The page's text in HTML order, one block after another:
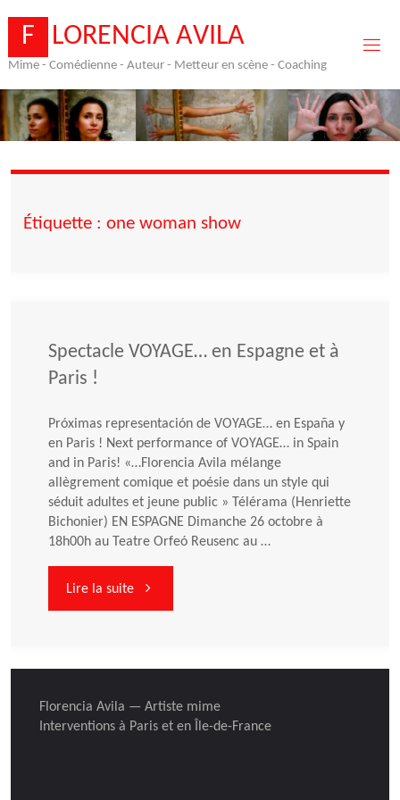
content
F LORENCIA AVILA
Mime - Comédienne - Auteur - Metteur en scène - Coaching
Étiquette :one woman show
Spectacle VOYAGE… en Espagne et à
Paris !
Próximas representación de VOYAGE… en España y
en Paris ! Next performance of VOYAGE… in Spain
and in Paris! «…Florencia Avila mélange
allègrement comique et poésie dans un style qui
séduit adultes et jeune public » Télérama (Henriette
Bichonier) EN ESPAGNE Dimanche 26 octobre à
18h00h au Teatre Orfeó Reusenc au …
Lire la suite"Spectacle
en
Espagne
Florencia Avila — Artiste mime
Interventions à Paris et en Île-de-France